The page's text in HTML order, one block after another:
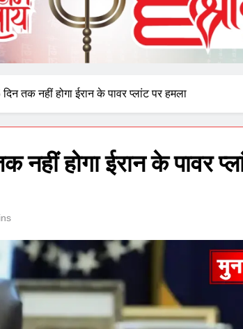
तक नहीं होगा ईरान के पावर प्लांट पर हमला
नहीं होगा ईरान के पावर